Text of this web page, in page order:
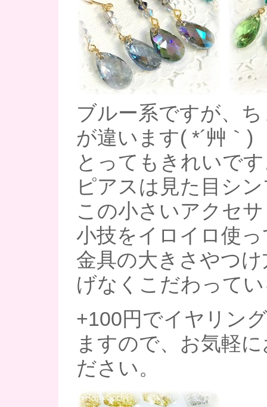
ブルー系ですが、
が違います( *´艸｀)
とってもきれいで
ピアスは見た目シ
この小さいアクセ
小技をイロイロ使
金具の大きさやつ
げなくこだわって
+100円でイヤリン
ますので、お気軽
ださい。